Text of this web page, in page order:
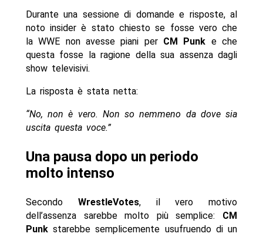
Durante una sessione di domande e risposte, al
noto insider è stato chiesto se fosse vero che
la WWE non avesse piani per CM Punk e che
questa fosse la ragione della sua assenza dagli
show televisivi.
La risposta è stata netta:
“No, non è vero. Non so nemmeno da dove sia
uscita questa voce.”
Una pausa dopo un periodo
molto intenso
Secondo WrestleVotes, il vero motivo
dell’assenza sarebbe molto più semplice: CM
Punkstarebbe semplicemente usufruendo di un